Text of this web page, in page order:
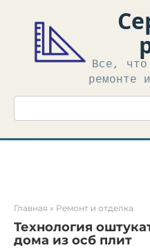
контенту
Все,
ремонте
Поиск:
Главная » Ремонт и отделка
Технология
дома из осб плит